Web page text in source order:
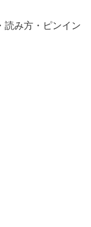
読み方・ピンイン